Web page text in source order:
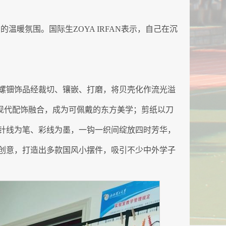
温暖氛围。国际生ZOYA IRFAN表示，自己在沉
钿饰品经裁切、镶嵌、打磨，将贝壳化作流光溢
配饰融合，成为可佩戴的东方美学；剪纸以刀
为笔、彩线为墨，一钩一织间绽放四时芳华，
意，打造出多款国风小摆件，吸引不少中外学子